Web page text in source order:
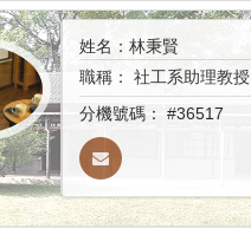
姓名：林秉賢
職稱： 社工系助理教授
分機號碼： #36517